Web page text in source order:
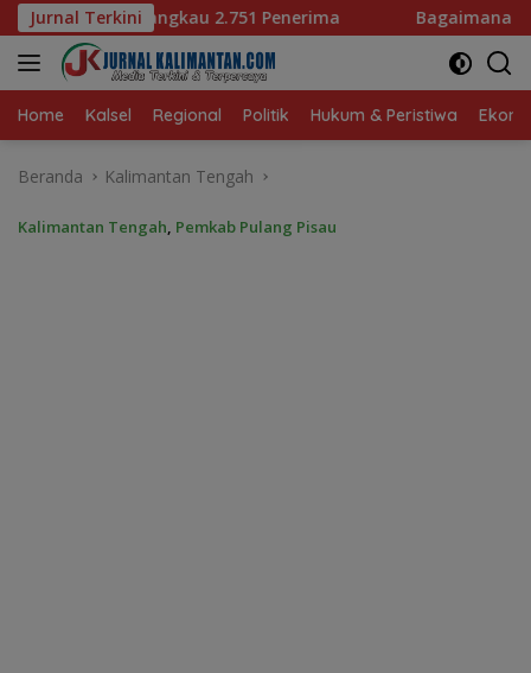
Langsung
ke
konten
Jurnal Terkini Bagaimana KIP Hadapi Deepfake dan Hoaks?
Home Kalsel Regional Politik Hukum & Peristiwa
Beranda Kalimantan Tengah
Kalimantan Tengah, Pemkab Pulang Pisau